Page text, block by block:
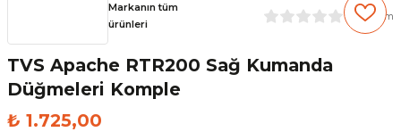
Markanın tüm
ürünleri
(0) Yorum
TVS Apache RTR200 Sağ Kumanda
Düğmeleri Komple
₺ 1.725,00